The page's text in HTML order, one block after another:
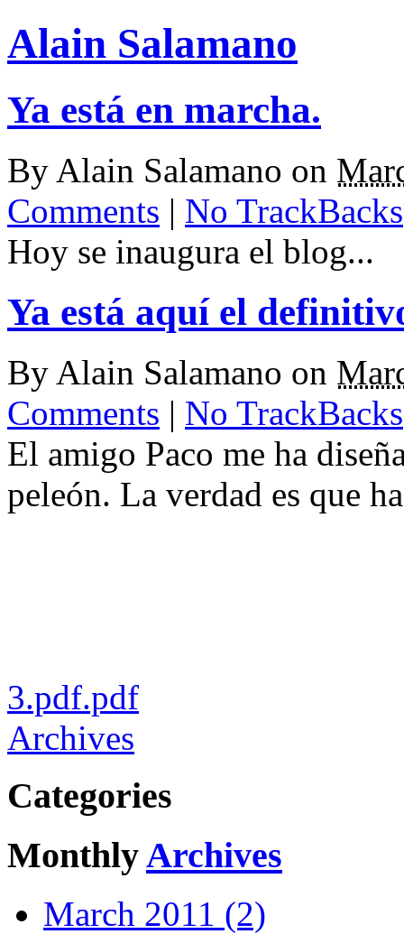
Alain Salamano
Ya está en marcha.
By Alain Salamano on
Comments | No TrackBacks
Hoy se inaugura el blog...
Ya está aquí el
By Alain Salamano on
Comments | No TrackBacks
El amigo Paco me ha
peleón. La verdad es que
3.pdf.pdf
Archives
Categories
MonthlyArchives
March 2011 (2)